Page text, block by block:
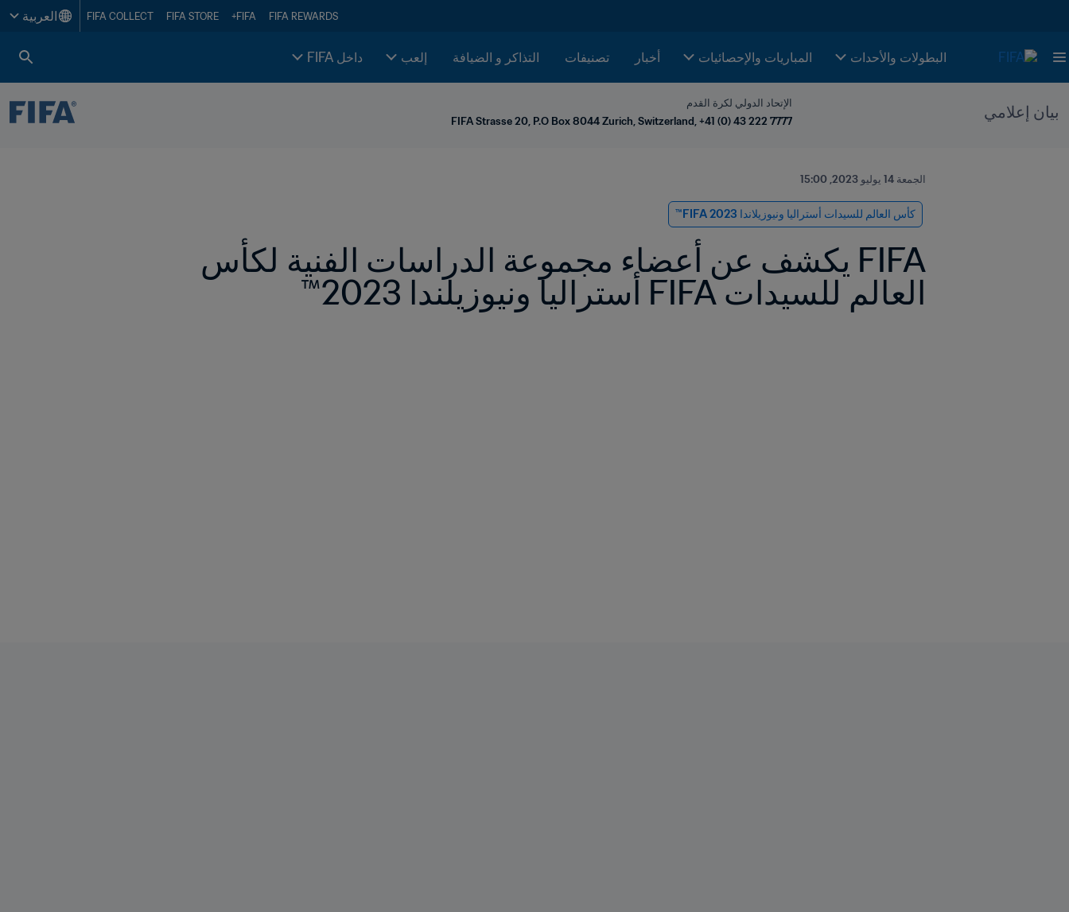
FIFA REWARDS
FIFA+
FIFA STORE
FIFA COLLECT العربية
البطولات والأحدات المباريات والإحصائيات أخبار تصنيفات التذاكر و الضيافة إلعب داخل FIFA
بيان إعلامي
الإتحاد الدولي لكرة القدم
FIFA Strasse 20, P.O Box 8044 Zurich, Switzerland, +41 (0) 43 222 7777
الجمعة 14 يوليو 2023, 15:00
كأس العالم للسيدات أستراليا ونيوزيلاندا 2023 FIFA™
العالم للسيدات FIFA أستراليا ونيوزيلندا 2023™